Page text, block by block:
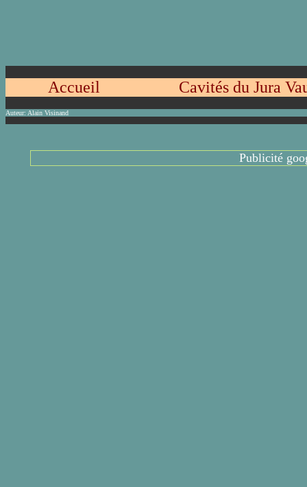
Accueil Cavités du Jura
Auteur: Alain Visinand
Publicité